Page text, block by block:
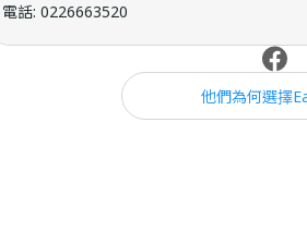
電話: 0226663520
他們為何選擇